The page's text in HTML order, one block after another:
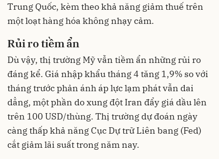
Trung Quốc, kèm theo khả năng giảm thuế trên
một loạt hàng hóa không nhạy cảm.
Rủi ro tiềm ẩn
Dù vậy, thị trường Mỹ vẫn tiềm ẩn những rủi ro
đáng kể. Giá nhập khẩu tháng 4 tăng 1,9% so với
tháng trước phản ánh áp lực lạm phát vẫn dai
dẳng, một phần do xung đột Iran đẩy giá dầu lên
trên 100 USD/thùng. Thị trường dự đoán ngày
càng thấp khả năng Cục Dự trữ Liên bang (Fed)
cắt giảm lãi suất trong năm nay.